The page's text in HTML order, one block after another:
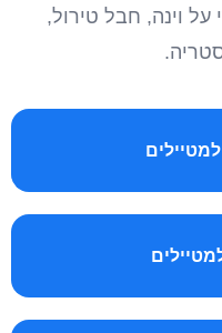
על וינה, חבל טירול,